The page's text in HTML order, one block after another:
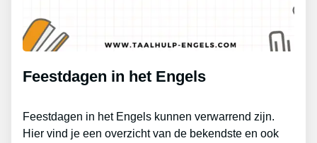
Feestdagen in het Engels
Feestdagen in het Engels kunnen verwarrend zijn.
Hier vind je een overzicht van de bekendste en ook